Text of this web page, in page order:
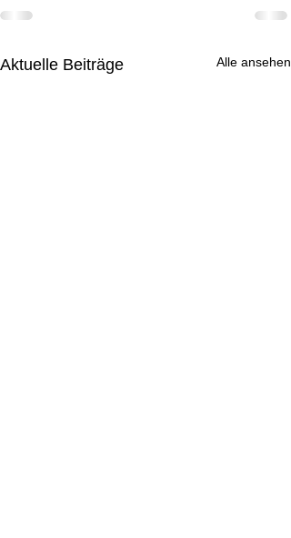
Aktuelle Beiträge Alle ansehen